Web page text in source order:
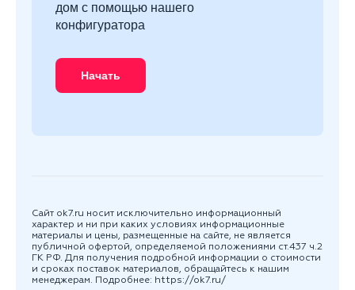
дом с помощью нашего
конфигуратора
Начать
Сайт ok7.ru носит исключительно информационный
характер и ни при каких условиях информационные
материалы и цены, размещенные на сайте, не является
публичной офертой, определяемой положениями ст.437 ч.2
ГК РФ. Для получения подробной информации о стоимости
и сроках поставок материалов, обращайтесь к нашим
менеджерам. Подробнее: https://ok7.ru/